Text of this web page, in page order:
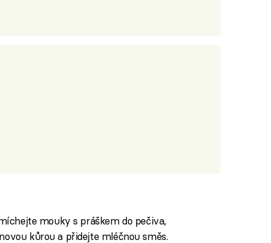
mouky s práškem do pečiva,
kůrou a přidejte mléčnou směs.